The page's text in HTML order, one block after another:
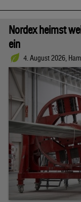
Nordex heimst
ein
4. August 2026,